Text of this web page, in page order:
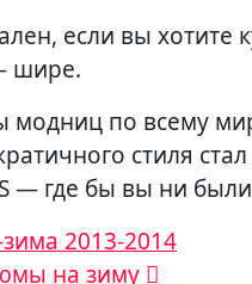
если вы хотите
шире.
по всему
стиля
— где бы вы ни
2013-2014
на зиму